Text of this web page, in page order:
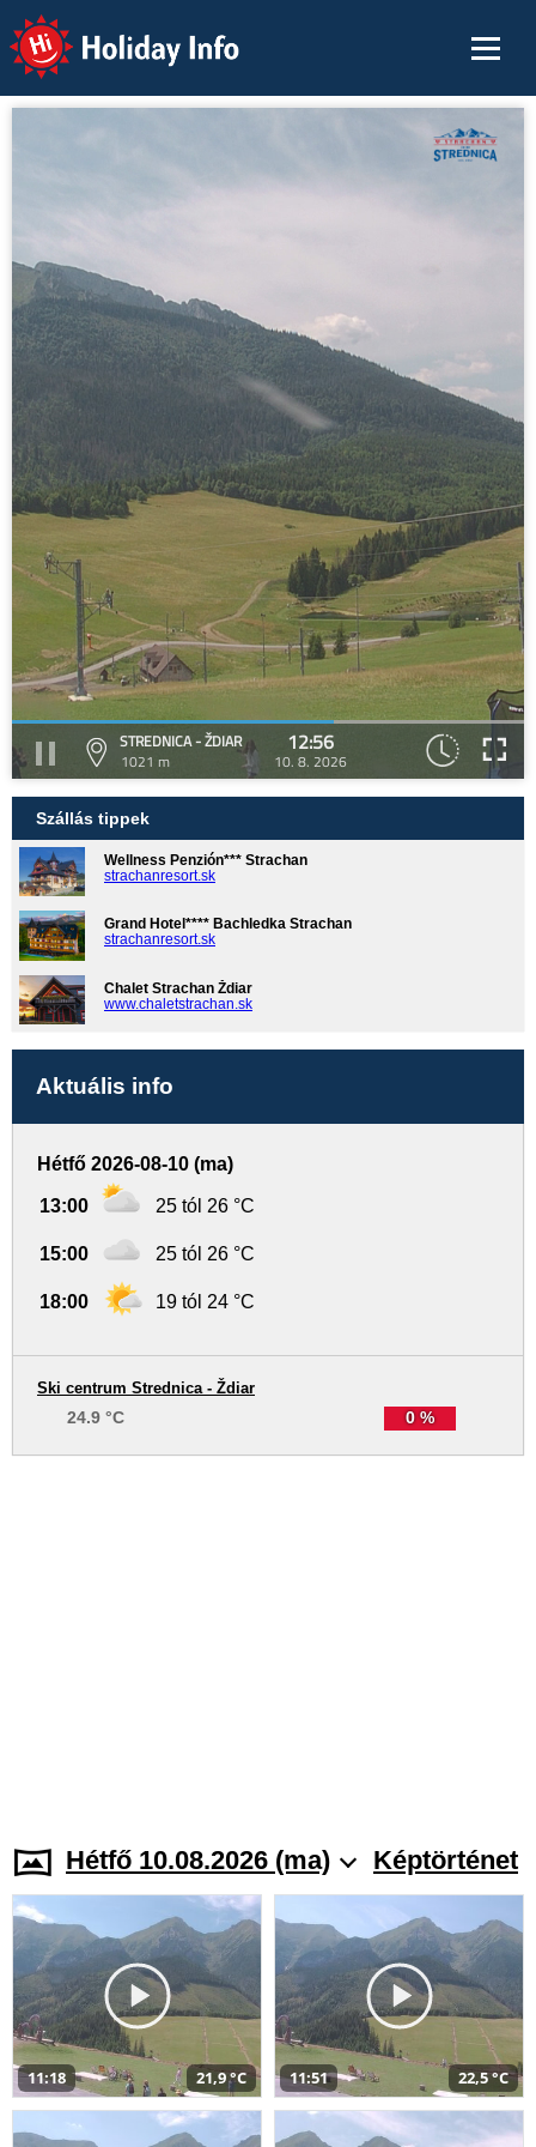
Holiday Info
STREDNICA - ŽDIAR
1021 m
12:56
10. 8. 2026
Szállás tippek
Wellness Penzión*** Strachan
strachanresort.sk
Grand Hotel**** Bachledka Strachan
strachanresort.sk
Chalet Strachan Ždiar
www.chaletstrachan.sk
Aktuális info
Hétfő 2026-08-10 (ma)
13:00 25 tól 26 °C
15:00 25 tól 26 °C
18:00 19 tól 24 °C
0 %
Ski centrum Strednica - Ždiar
24.9 °C
Hétfő 10.08.2026 (ma) Képtörténet
11:18 21,9 °C 11:51 22,5 °C